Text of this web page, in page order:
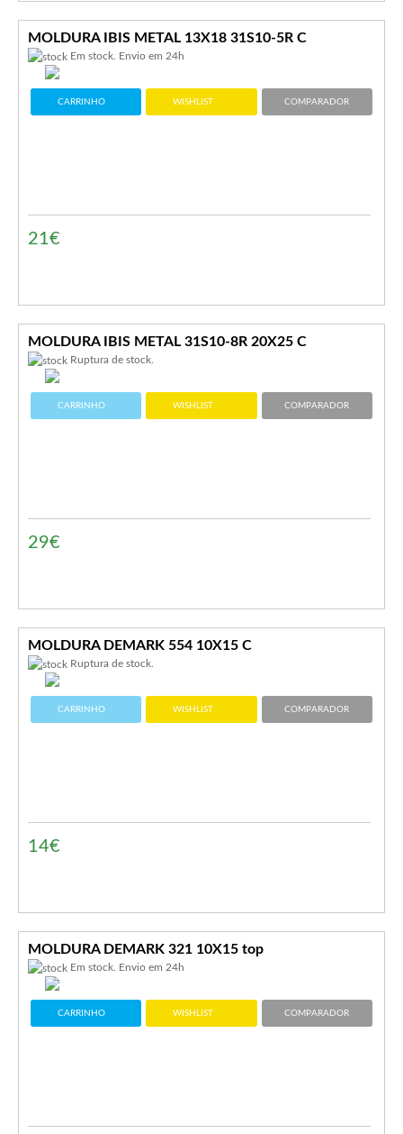
MOLDURA IBIS METAL 13X18 31S10-5R C
Em stock. Envio em 24h
CARRINHO WISHLIST COMPARADOR
21€
MOLDURA IBIS METAL 31S10-8R 20X25 C
Ruptura de stock.
CARRINHO WISHLIST COMPARADOR
29€
MOLDURA DEMARK 554 10X15 C
Ruptura de stock.
CARRINHO WISHLIST COMPARADOR
14€
MOLDURA DEMARK 321 10X15 top
Em stock. Envio em 24h
CARRINHO WISHLIST COMPARADOR